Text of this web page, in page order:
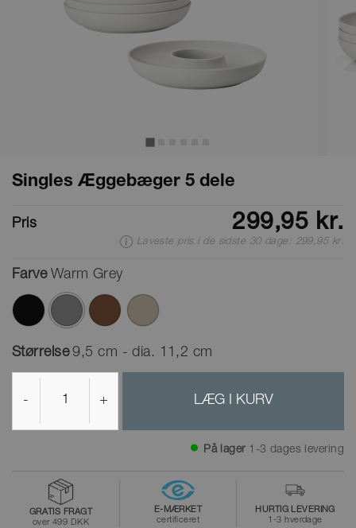
Singles Æggebæger 5 dele
Pris 299,95 kr.
Laveste pris i de sidste 30 dage: 299,95 kr.
Farve Warm Grey
valgte
Størrelse 9,5 cm - dia. 11,2 cm
- + LÆG I KURV
På lager 1-3 dages levering
GRATIS FRAGT
over 499 DKK
E-MÆRKET
certificeret
HURTIG LEVERING
1-3 hverdage